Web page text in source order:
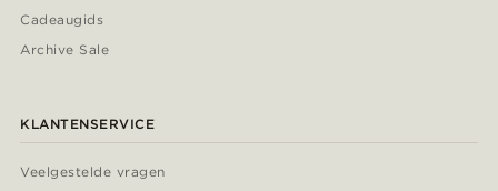
Cadeaugids
Archive Sale
KLANTENSERVICE
Veelgestelde vragen